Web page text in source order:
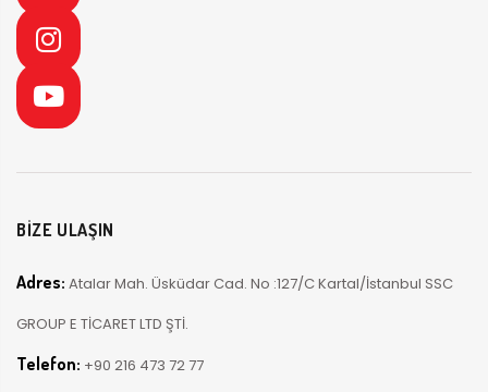
BİZE ULAŞIN
Adres: Atalar Mah. Üsküdar Cad. No :127/C Kartal/İstanbul SSC
GROUP E TİCARET LTD ŞTİ.
Telefon: +90 216 473 72 77